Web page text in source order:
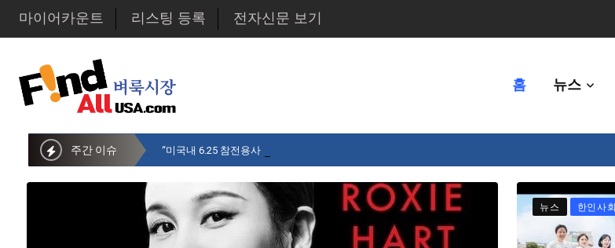
마이어카운트 리스팅 등록 전자신문 보기
홈 뉴스
주간 이슈 “미국내 6.25 참전용사 중 14만명만 생존…180만명 중 8% 수준
뉴스 한인사회